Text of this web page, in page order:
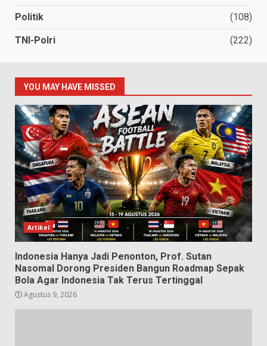
Politik (108)
TNI-Polri (222)
YOU MAY HAVE MISSED
Artikel
Indonesia Hanya Jadi Penonton, Prof. Sutan
Nasomal Dorong Presiden Bangun Roadmap Sepak
Bola Agar Indonesia Tak Terus Tertinggal
Agustus 9, 2026